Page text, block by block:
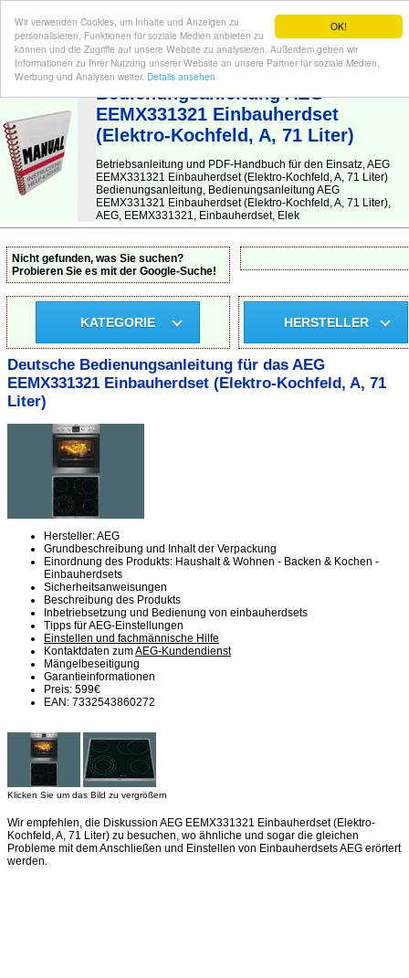
OK!
Wir verwenden Cookies, um Inhalte und Anzeigen zu
personalisieren, Funktionen für soziale Medien anbieten zu
können und die Zugriffe auf unsere Website zu analysieren. Außerdem geben wir
Informationen zu Ihrer Nutzung unserer Website an unsere Partner für soziale Medien,
Werbung und Analysen weiter. Details ansehen
BEDIENUNGSANLEITUNG| Hier finden Sie die deutsche Anleitung!
Bedienungsanleitung AEG
EEMX331321 Einbauherdset
(Elektro-Kochfeld, A, 71 Liter)
Betriebsanleitung und PDF-Handbuch für den Einsatz, AEG
EEMX331321 Einbauherdset (Elektro-Kochfeld, A, 71 Liter)
Bedienungsanleitung, Bedienungsanleitung AEG
EEMX331321 Einbauherdset (Elektro-Kochfeld, A, 71 Liter),
AEG, EEMX331321, Einbauherdset, Elek
Nicht gefunden, was Sie suchen?
Probieren Sie es mit der Google-Suche!
KATEGORIE HERSTELLER
Deutsche Bedienungsanleitung für das AEG
EEMX331321 Einbauherdset (Elektro-Kochfeld, A, 71
Liter)
Hersteller: AEG
Grundbeschreibung und Inhalt der Verpackung
Einordnung des Produkts: Haushalt & Wohnen - Backen & Kochen -
Einbauherdsets
Sicherheitsanweisungen
Beschreibung des Produkts
Inbetriebsetzung und Bedienung von einbauherdsets
Tipps für AEG-Einstellungen
Einstellen und fachmännische Hilfe
Kontaktdaten zumAEG-Kundendienst
Mängelbeseitigung
Garantieinformationen
Preis: 599€
EAN: 7332543860272
Klicken Sie um das Bild zu vergrößern
Wir empfehlen, die Diskussion AEG EEMX331321 Einbauherdset (Elektro-
Kochfeld, A, 71 Liter) zu besuchen, wo ähnliche und sogar die gleichen
Probleme mit dem Anschließen und Einstellen von Einbauherdsets AEG erörtert
werden.